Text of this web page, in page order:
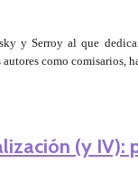
y Serroy al que
como comisarios,
(y IV):